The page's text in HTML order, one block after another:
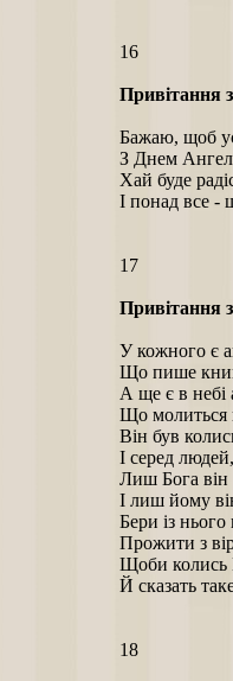
16
Привітання
Бажаю, щоб
З Днем
Хай буде
І понад все -
17
Привітання
У кожного є
Що пише
А ще є в небі
Що молиться
Він був
І серед
Лиш Бога
І лиш йому
Бери із
Прожити з
Щоби колись
Й сказать
18